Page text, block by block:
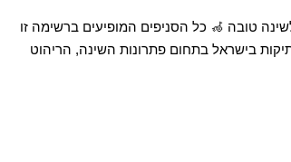
טובה 🦽 כל הסניפים המופיעים ברשימה זו
בישראל בתחום פתרונות השינה, הריהוט